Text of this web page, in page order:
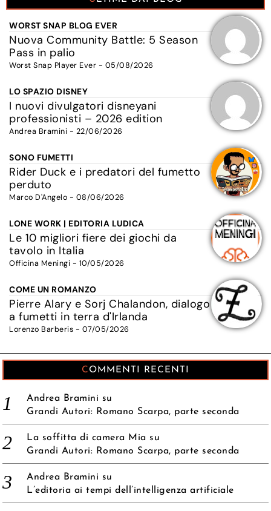
WORST SNAP BLOG EVER
Nuova Community Battle: 5 Season
Pass in palio
Worst Snap Player Ever - 05/08/2026
LO SPAZIO DISNEY
I nuovi divulgatori disneyani
professionisti – 2026 edition
Andrea Bramini - 22/06/2026
SONO FUMETTI
Rider Duck e i predatori del fumetto
perduto
Marco D'Angelo - 08/06/2026
LONE WORK | EDITORIA LUDICA
Le 10 migliori fiere dei giochi da
tavolo in Italia
Officina Meningi - 10/05/2026
COME UN ROMANZO
Pierre Alary e Sorj Chalandon, dialogo
a fumetti in terra d'Irlanda
Lorenzo Barberis - 07/05/2026
COMMENTI RECENTI
Andrea Bramini su
Grandi Autori: Romano Scarpa, parte seconda
La soffitta di camera Mia su
Grandi Autori: Romano Scarpa, parte seconda
Andrea Bramini su
L’editoria ai tempi dell’intelligenza artificiale